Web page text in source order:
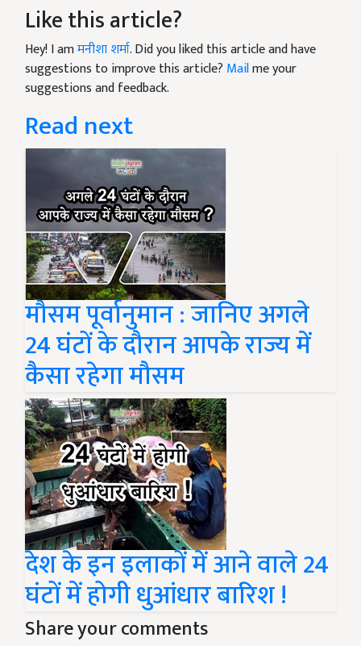
Like this article?
Hey! I amमनीशा शर्मा. Did you liked this article and have
suggestions to improve this article? Mailme your
suggestions and feedback.
Read next
मौसम पूर्वानुमान : जानिए अगले
24 घंटों के दौरान आपके राज्य में
कैसा रहेगा मौसम
देश के इन इलाकों में आने वाले 24
घंटों में होगी धुआंधार बारिश !
Share your comments